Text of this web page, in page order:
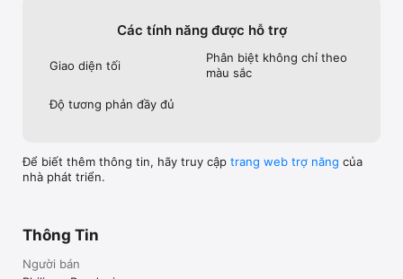
Các tính năng được hỗ trợ
Giao diện tối
Phân biệt không chỉ theo
màu sắc
Độ tương phản đầy đủ
Để biết thêm thông tin, hãy truy cập trang web trợ năng của
nhà phát triển.
Thông Tin
Người bán